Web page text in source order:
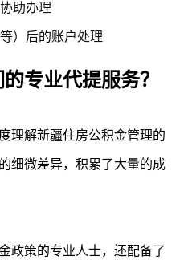
助办理
）后的账户处理
专业代提服务？
理解新疆住房公积金管理的
细微差异，积累了大量的成
政策的专业人士，还配备了